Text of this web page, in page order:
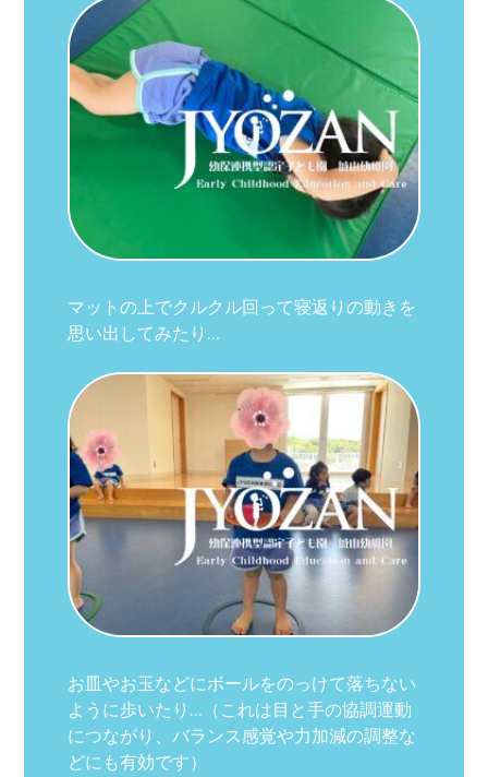
マットの上でクルクル回って寝返りの動きを
思い出してみたり…
お皿やお玉などにボールをのっけて落ちない
ように歩いたり…（これは目と手の協調運動
につながり、バランス感覚や力加減の調整な
どにも有効です）